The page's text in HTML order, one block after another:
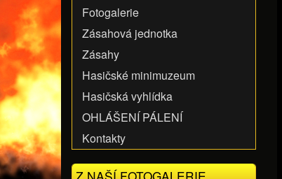
Fotogalerie
Zásahová jednotka
Zásahy
Hasičské minimuzeum
Hasičská vyhlídka
OHLÁŠENÍ PÁLENÍ
Kontakty